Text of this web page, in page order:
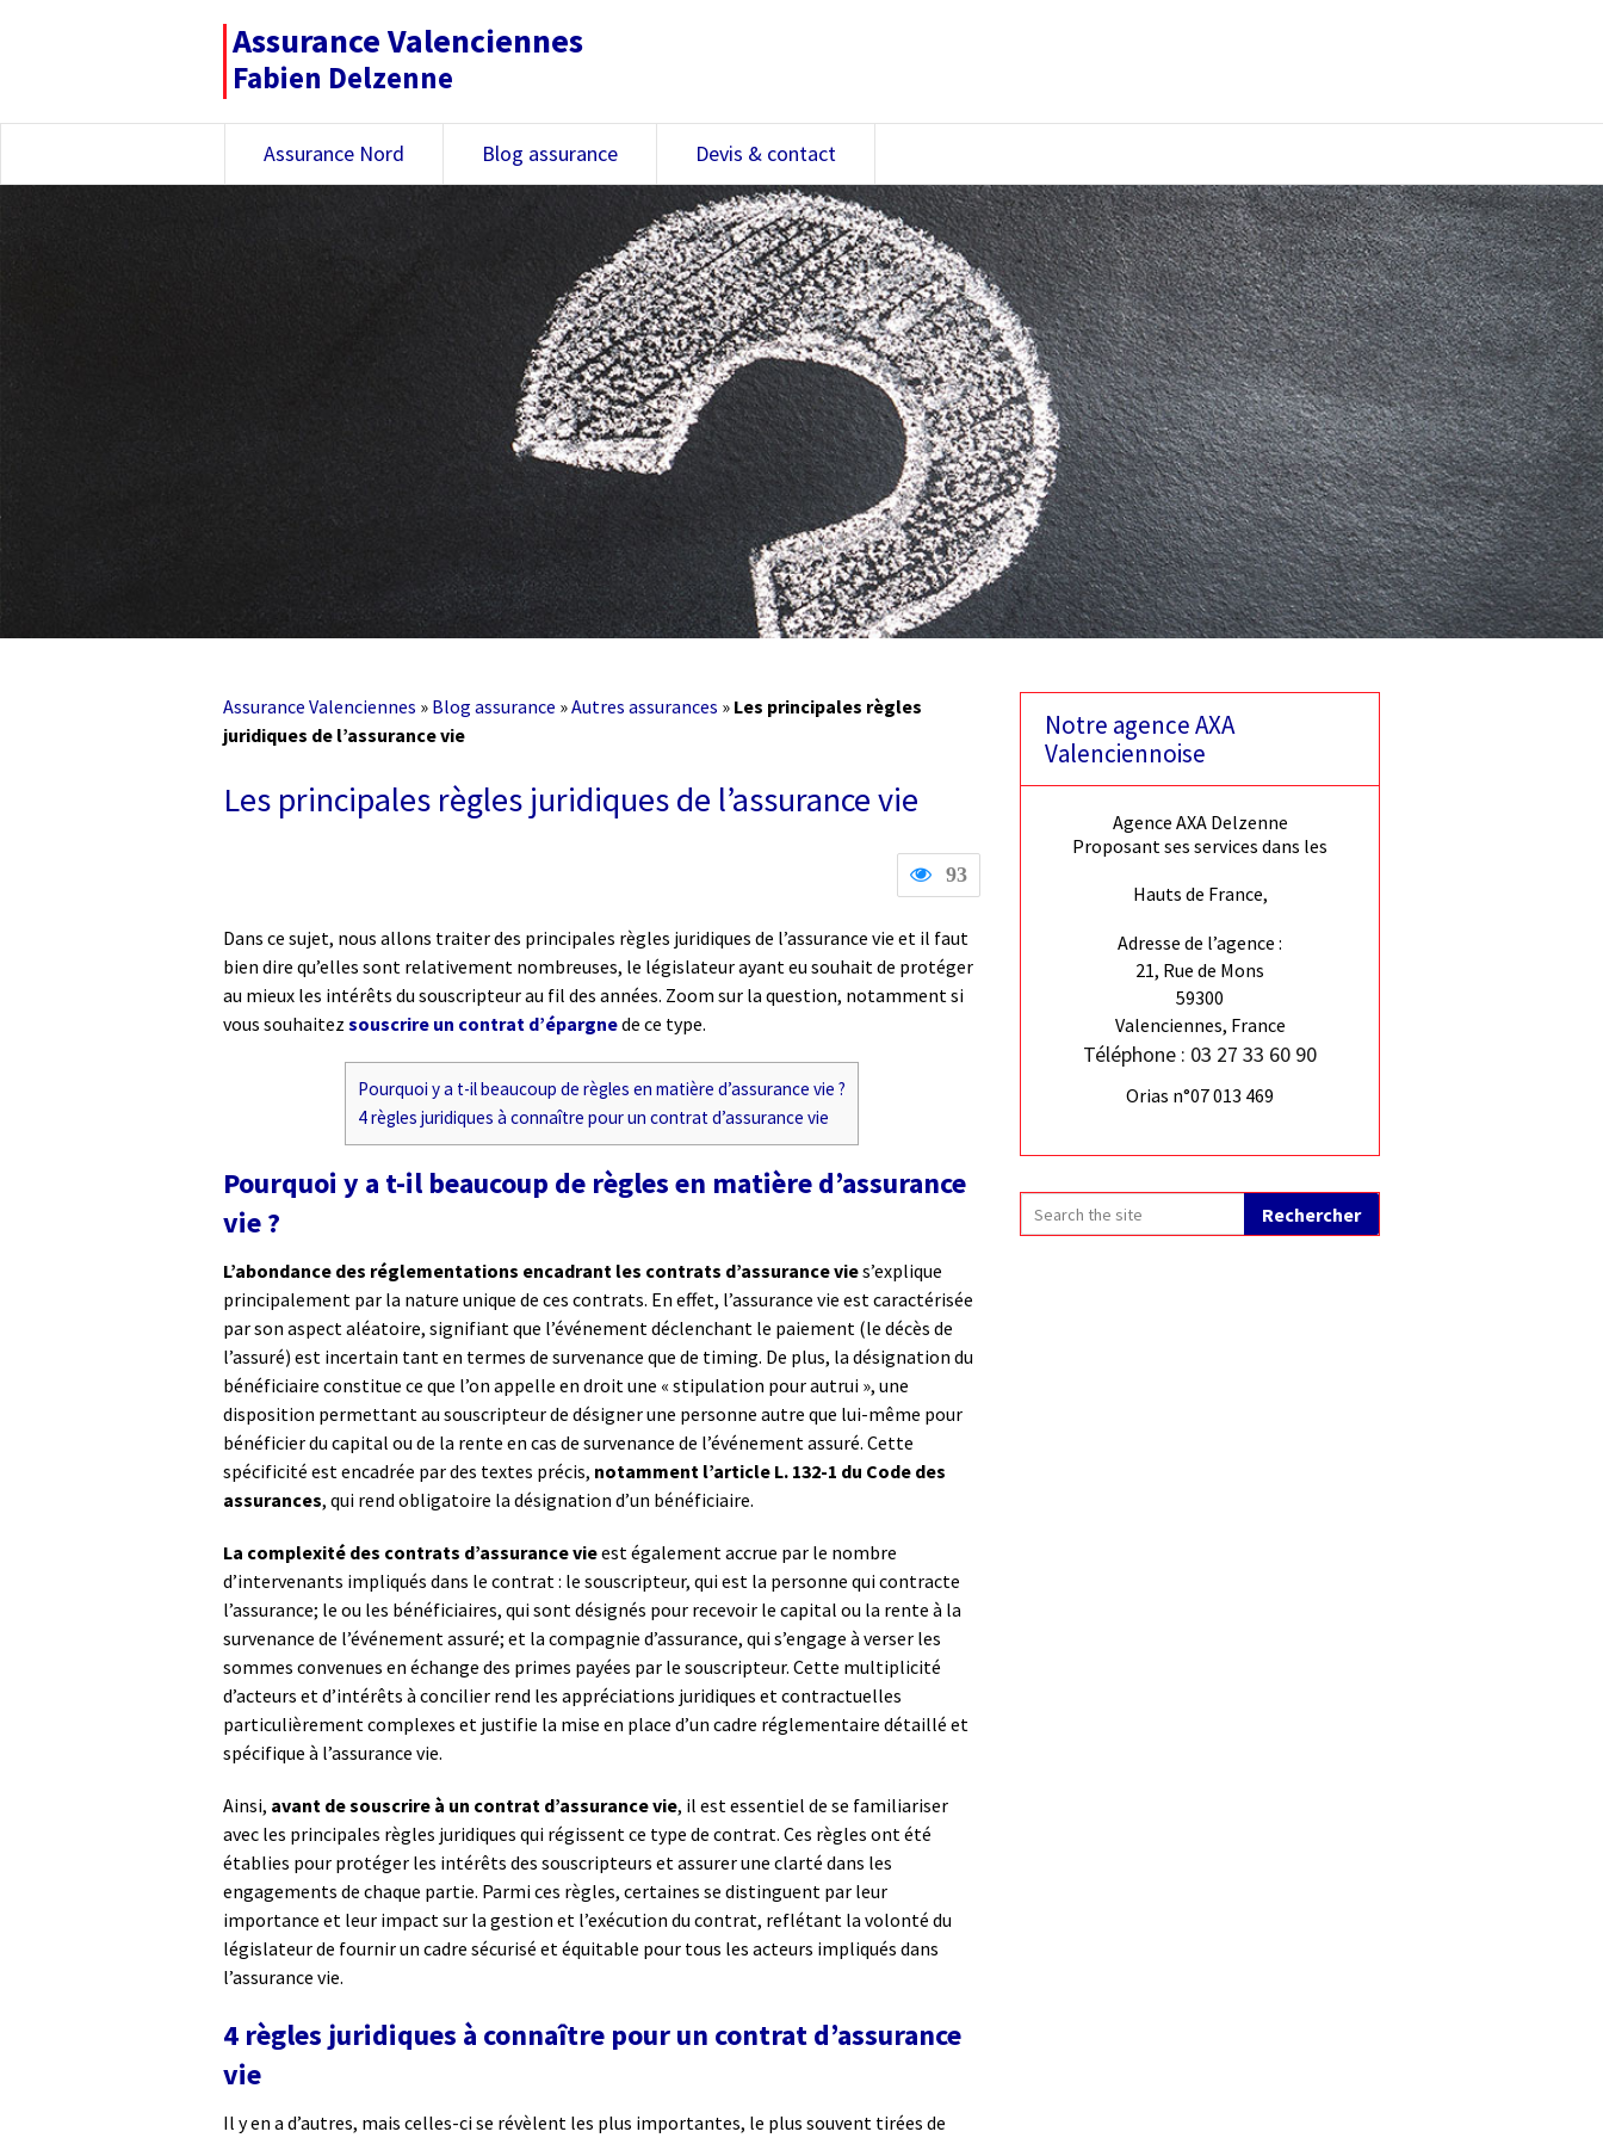
Assurance Valenciennes
Fabien Delzenne
Assurance Nord Blog assurance Devis & contact
Assurance Valenciennes » Blog assurance »Autres assurances » Les principales règles
juridiques de l’assurance vie
Les principales règles juridiques de l’assurance vie
93
Dans ce sujet, nous allons traiter des principales règles juridiques de l’assurance vie et il faut
bien dire qu’elles sont relativement nombreuses, le législateur ayant eu souhait de protéger
au mieux les intérêts du souscripteur au fil des années. Zoom sur la question, notamment si
vous souhaitez souscrire un contrat d’épargnede ce type.
Pourquoi y a t-il beaucoup de règles en matière d’assurance vie ?
4 règles juridiques à connaître pour un contrat d’assurance vie
Pourquoi y a t-il beaucoup de règles en matière d’assurance
vie ?
L’abondance des réglementations encadrant les contrats d’assurance vies’explique
principalement par la nature unique de ces contrats. En effet, l’assurance vie est caractérisée
par son aspect aléatoire, signifiant que l’événement déclenchant le paiement (le décès de
l’assuré) est incertain tant en termes de survenance que de timing. De plus, la désignation du
bénéficiaire constitue ce que l’on appelle en droit une « stipulation pour autrui », une
disposition permettant au souscripteur de désigner une personne autre que lui-même pour
bénéficier du capital ou de la rente en cas de survenance de l’événement assuré. Cette
spécificité est encadrée par des textes précis, notamment l’article L. 132-1 du Code des
assurances, qui rend obligatoire la désignation d’un bénéficiaire.
La complexité des contrats d’assurance vieest également accrue par le nombre
d’intervenants impliqués dans le contrat : le souscripteur, qui est la personne qui contracte
l’assurance; le ou les bénéficiaires, qui sont désignés pour recevoir le capital ou la rente à la
survenance de l’événement assuré; et la compagnie d’assurance, qui s’engage à verser les
sommes convenues en échange des primes payées par le souscripteur. Cette multiplicité
d’acteurs et d’intérêts à concilier rend les appréciations juridiques et contractuelles
particulièrement complexes et justifie la mise en place d’un cadre réglementaire détaillé et
spécifique à l’assurance vie.
Ainsi, avant de souscrire à un contrat d’assurance vie, il est essentiel de se familiariser
avec les principales règles juridiques qui régissent ce type de contrat. Ces règles ont été
établies pour protéger les intérêts des souscripteurs et assurer une clarté dans les
engagements de chaque partie. Parmi ces règles, certaines se distinguent par leur
importance et leur impact sur la gestion et l’exécution du contrat, reflétant la volonté du
législateur de fournir un cadre sécurisé et équitable pour tous les acteurs impliqués dans
l’assurance vie.
4 règles juridiques à connaître pour un contrat d’assurance
vie
Il y en a d’autres, mais celles-ci se révèlent les plus importantes, le plus souvent tirées de
Notre agence AXA
Valenciennoise
Agence AXA Delzenne
Proposant ses services dans les
Hauts de France,
Adresse de l’agence :
21, Rue de Mons
59300
Valenciennes, France
Téléphone : 03 27 33 60 90
Orias n°07 013 469
Rechercher